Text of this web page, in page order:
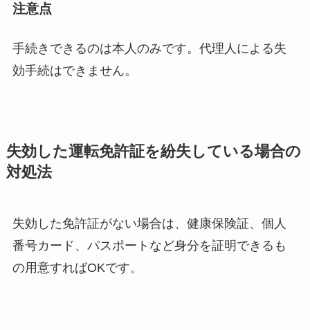
注意点
手続きできるのは本人のみです。代理人による失
効手続はできません。
失効した運転免許証を紛失している場合の
対処法
失効した免許証がない場合は、健康保険証、個人
番号カード、パスポートなど身分を証明できるも
の用意すればOKです。